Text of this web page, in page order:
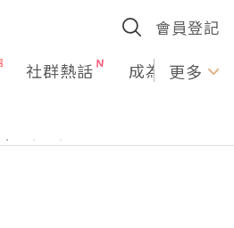
會員登記
社群熱話 成為U更多